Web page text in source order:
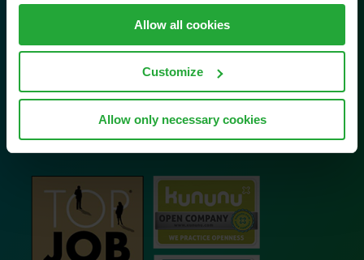
Allow all cookies
Customize
Allow only necessary cookies
Im Gewerbepark B29
93059 Regensburg
Tel: 0941 630 89-0
info.sfr@avl.com
Unsere Auszeichnungen